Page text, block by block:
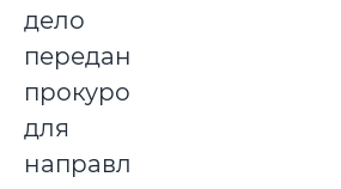
дело
передано
прокурору
для
направления